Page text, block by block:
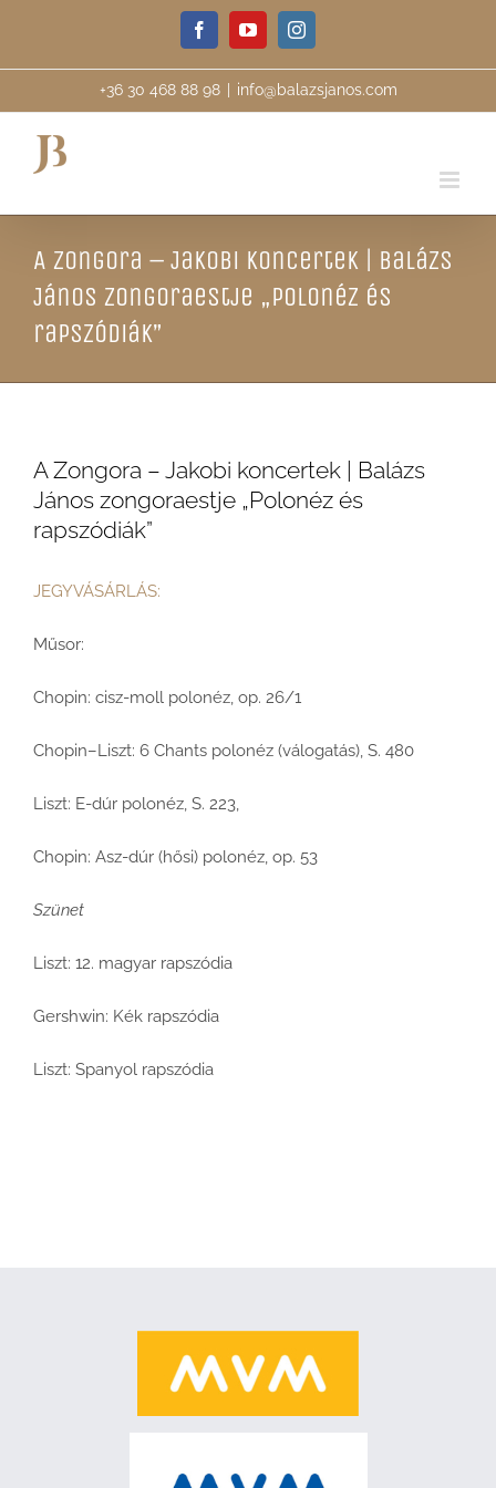
content
FacebookYouTubeInstagram
+36 30 468 88 98 info@balazsjanos.com
A Zongora – Jakobi koncertek | Balázs
János zongoraestje „Polonéz és
rapszódiák”
A Zongora – Jakobi koncertek | Balázs
János zongoraestje „Polonéz és
rapszódiák”
JEGYVÁSÁRLÁS:
Műsor:
Chopin: cisz-moll polonéz, op. 26/1
Chopin–Liszt: 6 Chants polonéz (válogatás), S. 480
Liszt: E-dúr polonéz, S. 223,
Chopin: Asz-dúr (hősi) polonéz, op. 53
Szünet
Liszt: 12. magyar rapszódia
Gershwin: Kék rapszódia
Liszt: Spanyol rapszódia